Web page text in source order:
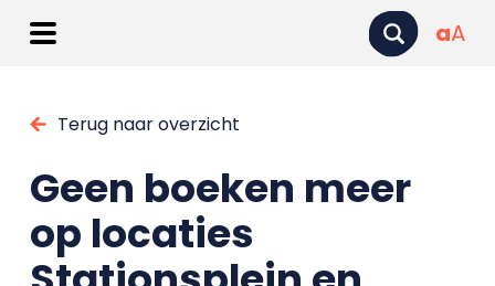
aA
Terug naar overzicht
Geen boeken meer
op locaties